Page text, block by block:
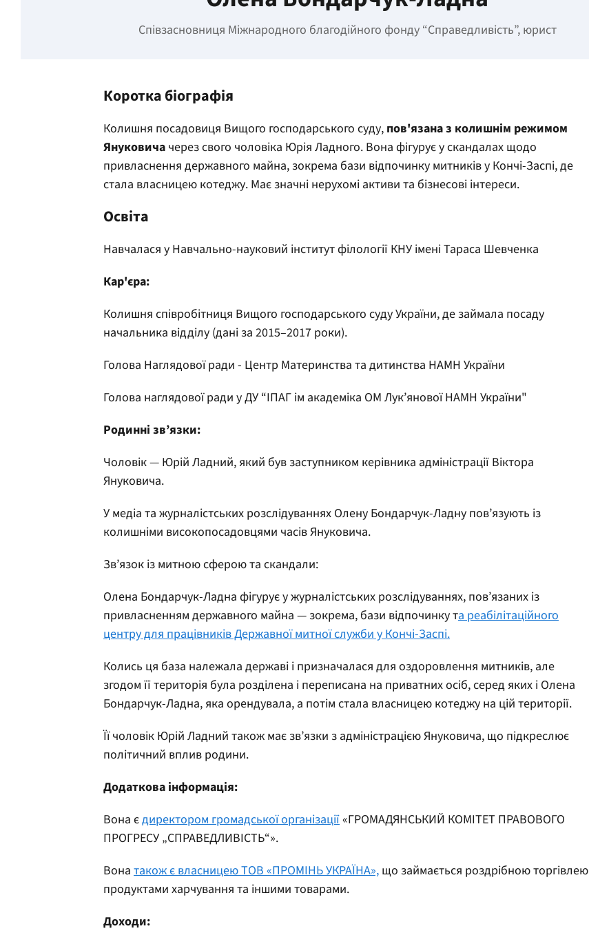
Співзасновниця Міжнародного благодійного фонду “Справедливість”, юрист
Коротка біографія
Колишня посадовиця Вищого господарського суду, пов'язана з колишнім режимом
Януковича через свого чоловіка Юрія Ладного. Вона фігурує у скандалах щодо
привласнення державного майна, зокрема бази відпочинку митників у Кончі-Заспі, де
стала власницею котеджу. Має значні нерухомі активи та бізнесові інтереси.
Освіта
Навчалася у Навчально-науковий інститут філології КНУ імені Тараса Шевченка
Кар'єра:
Колишня співробітниця Вищого господарського суду України, де займала посаду
начальника відділу (дані за 2015–2017 роки).
Голова Наглядової ради - Центр Материнства та дитинства НАМН України
Голова наглядової ради у ДУ “ІПАГ ім академіка ОМ Лук’янової НАМН України"
Родинні зв’язки:
Чоловік — Юрій Ладний, який був заступником керівника адміністрації Віктора
Януковича.
У медіа та журналістських розслідуваннях Олену Бондарчук-Ладну пов’язують із
колишніми високопосадовцями часів Януковича.
Зв’язок із митною сферою та скандали:
Олена Бондарчук-Ладна фігурує у журналістських розслідуваннях, пов’язаних із
привласненням державного майна — зокрема, бази відпочинку та реабілітаційного
центру для працівників Державної митної служби у Кончі-Заспі.
Колись ця база належала державі і призначалася для оздоровлення митників, але
згодом її територія була розділена і переписана на приватних осіб, серед яких і Олена
Бондарчук-Ладна, яка орендувала, а потім стала власницею котеджу на цій території.
Її чоловік Юрій Ладний також має зв’язки з адміністрацією Януковича, що підкреслює
політичний вплив родини.
Додаткова інформація:
Вона єдиректором громадської організації«ГРОМАДЯНСЬКИЙ КОМІТЕТ ПРАВОВОГО
ПРОГРЕСУ „СПРАВЕДЛИВІСТЬ“».
Вона також є власницею ТОВ «ПРОМІНЬ УКРАЇНА», що займається роздрібною торгівлею
продуктами харчування та іншими товарами.
Доходи: